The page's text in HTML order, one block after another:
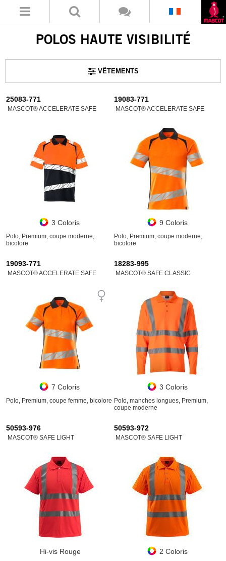
POLOS HAUTE VISIBILITÉ
VÊTEMENTS
25083-771
MASCOT® ACCELERATE SAFE
3 Coloris
Polo, Premium, coupe moderne,
bicolore
19083-771
MASCOT® ACCELERATE SAFE
9 Coloris
Polo, Premium, coupe moderne,
bicolore
19093-771
MASCOT® ACCELERATE SAFE
7 Coloris
Polo, Premium, coupe femme, bicolore
18283-995
MASCOT® SAFE CLASSIC
3 Coloris
Polo, manches longues, Premium,
coupe moderne
50593-976
MASCOT® SAFE LIGHT
Hi-vis Rouge
50593-972
MASCOT® SAFE LIGHT
2 Coloris